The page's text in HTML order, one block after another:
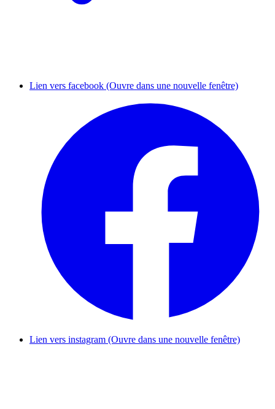
Lien vers facebook (Ouvre dans une nouvelle fenêtre)
Lien vers instagram (Ouvre dans une nouvelle fenêtre)